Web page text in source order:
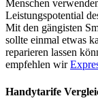
Menschen
Leistungspotential
Mit den gängisten
sollte einmal etwas
reparieren lassen
empfehlen wir
Handytarife